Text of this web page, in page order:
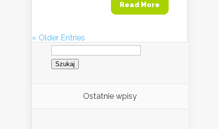
Read More
« Older Entries
Szukaj:
Ostatnie wpisy